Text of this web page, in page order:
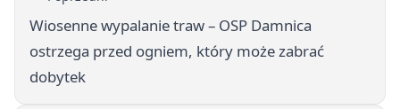
Wiosenne wypalanie traw – OSP Damnica
ostrzega przed ogniem, który może zabrać
dobytek